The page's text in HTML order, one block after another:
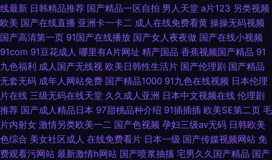
线最新 日韩精品推荐 国产精品一区自拍 男人天堂 a片123 另类视频
欧美 国产在线直播 亚洲卡一卡二 成人在线免费看黄 操操无码视频
国产高清第一页 91国产在线播放 国产女人夜夜做 国产在线小视频
91com 91豆花成人 哪里有A片网址 精产国品 香蕉视频国产精品 91
九色福利 成人国产无线视 欧美日韩性生活片 国产伦理剧 国产精品
无套无码 成年人网站免费 国产精品1000 91九色在线视频 日本伦理
片在线 三级无码在线天堂 久久成人亚洲 日本中文视频在线 伦理剧
推荐 国产成人精品日本 97甜桃品种介绍 91插插插 欧美SE第二页 毛
片内射女 激情另类欧美一二 国产色视频 孕妇三级av无码 日韩欧美
色综合 美女社区成人 在线免费看片 日本一级 国产传媒视频网站 免
费观看污网站 最新激情h网站 国产喷浆抽搐 宅男久久国产精品 国产